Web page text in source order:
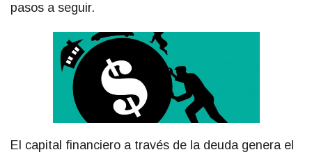
pasos a seguir.
El capital financiero a través de la deuda genera el